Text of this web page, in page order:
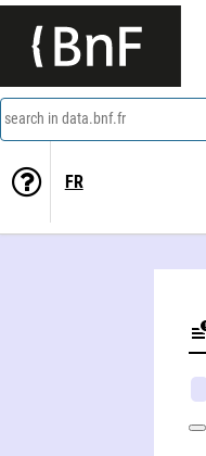
search in data.bnf.fr
FR